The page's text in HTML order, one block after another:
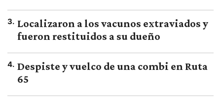
3. Localizaron a los vacunos extraviados y
fueron restituidos a su dueño
4. Despiste y vuelco de una combi en Ruta
65